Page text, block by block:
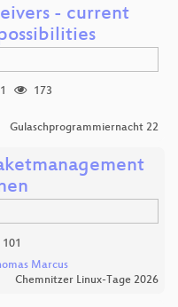
- current
173
Gulaschprogrammiernacht 22
101
Marcus
Chemnitzer Linux-Tage 2026